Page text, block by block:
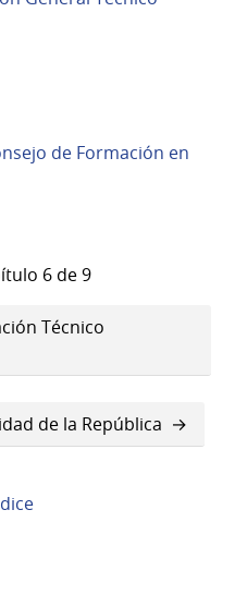
de Formación en
6 de 9
Técnico
de la República